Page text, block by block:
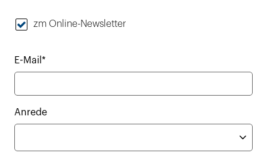
zm Online-Newsletter
E-Mail*
Anrede